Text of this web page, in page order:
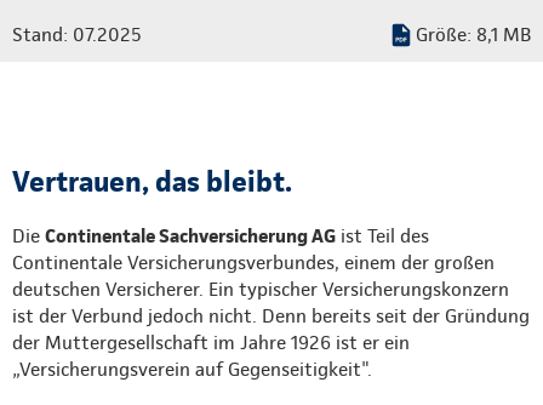
Stand: 07.2025 Größe: 8,1 MB
Vertrauen, das bleibt.
Die Continentale Sachversicherung AG ist Teil des
Continentale Versicherungsverbundes, einem der großen
deutschen Versicherer. Ein typischer Versicherungskonzern
ist der Verbund jedoch nicht. Denn bereits seit der Gründung
der Muttergesellschaft im Jahre 1926 ist er ein
„Versicherungsverein auf Gegenseitigkeit".